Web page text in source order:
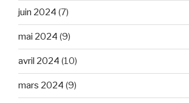
juin 2024 (7)
mai 2024 (9)
avril 2024 (10)
mars 2024 (9)